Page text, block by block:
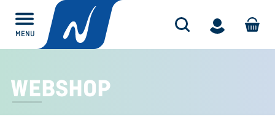
MENU
WEBSHOP